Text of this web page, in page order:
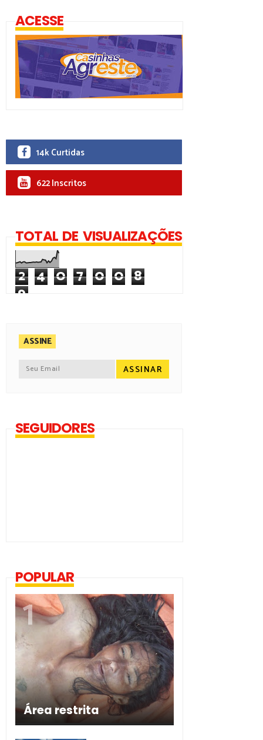
ACESSE
14k Curtidas
622 Inscritos
TOTAL DE VISUALIZAÇÕES
2 4 0 7 0 0 8
9
ASSINE
SEGUIDORES
POPULAR
Área restrita